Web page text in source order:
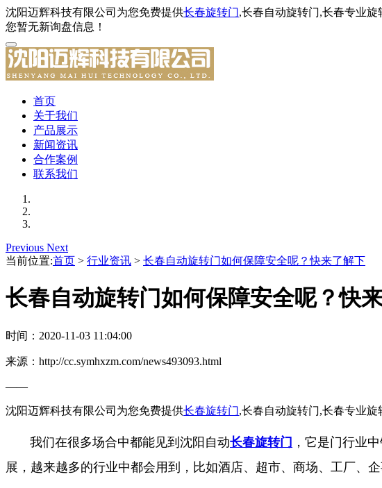
沈阳迈辉科技有限公司为您免费提供长春旋转门,长春自动旋转门,长春专业旋
您暂无新询盘信息！
首页
关于我们
产品展示
新闻资讯
合作案例
联系我们
Previous Next
当前位置:首页 > 行业资讯 > 长春自动旋转门如何保障安全呢？快来了解下
长春自动旋转门如何保障安全呢？快
时间：2020-11-03 11:04:00
来源：http://cc.symhxzm.com/news493093.html
——
沈阳迈辉科技有限公司为您免费提供长春旋转门,长春自动旋转门,长春专业旋
我们在很多场合中都能见到沈阳自动长春旋转门 ，它是门行业
展，越来越多的行业中都会用到，比如酒店、超市、商场、工厂、